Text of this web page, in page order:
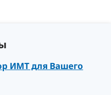
ИМТ для Вашего